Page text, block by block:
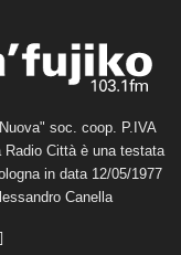
soc. coop. P.IVA
Radio Città è una testata
in data 12/05/1977
Canella